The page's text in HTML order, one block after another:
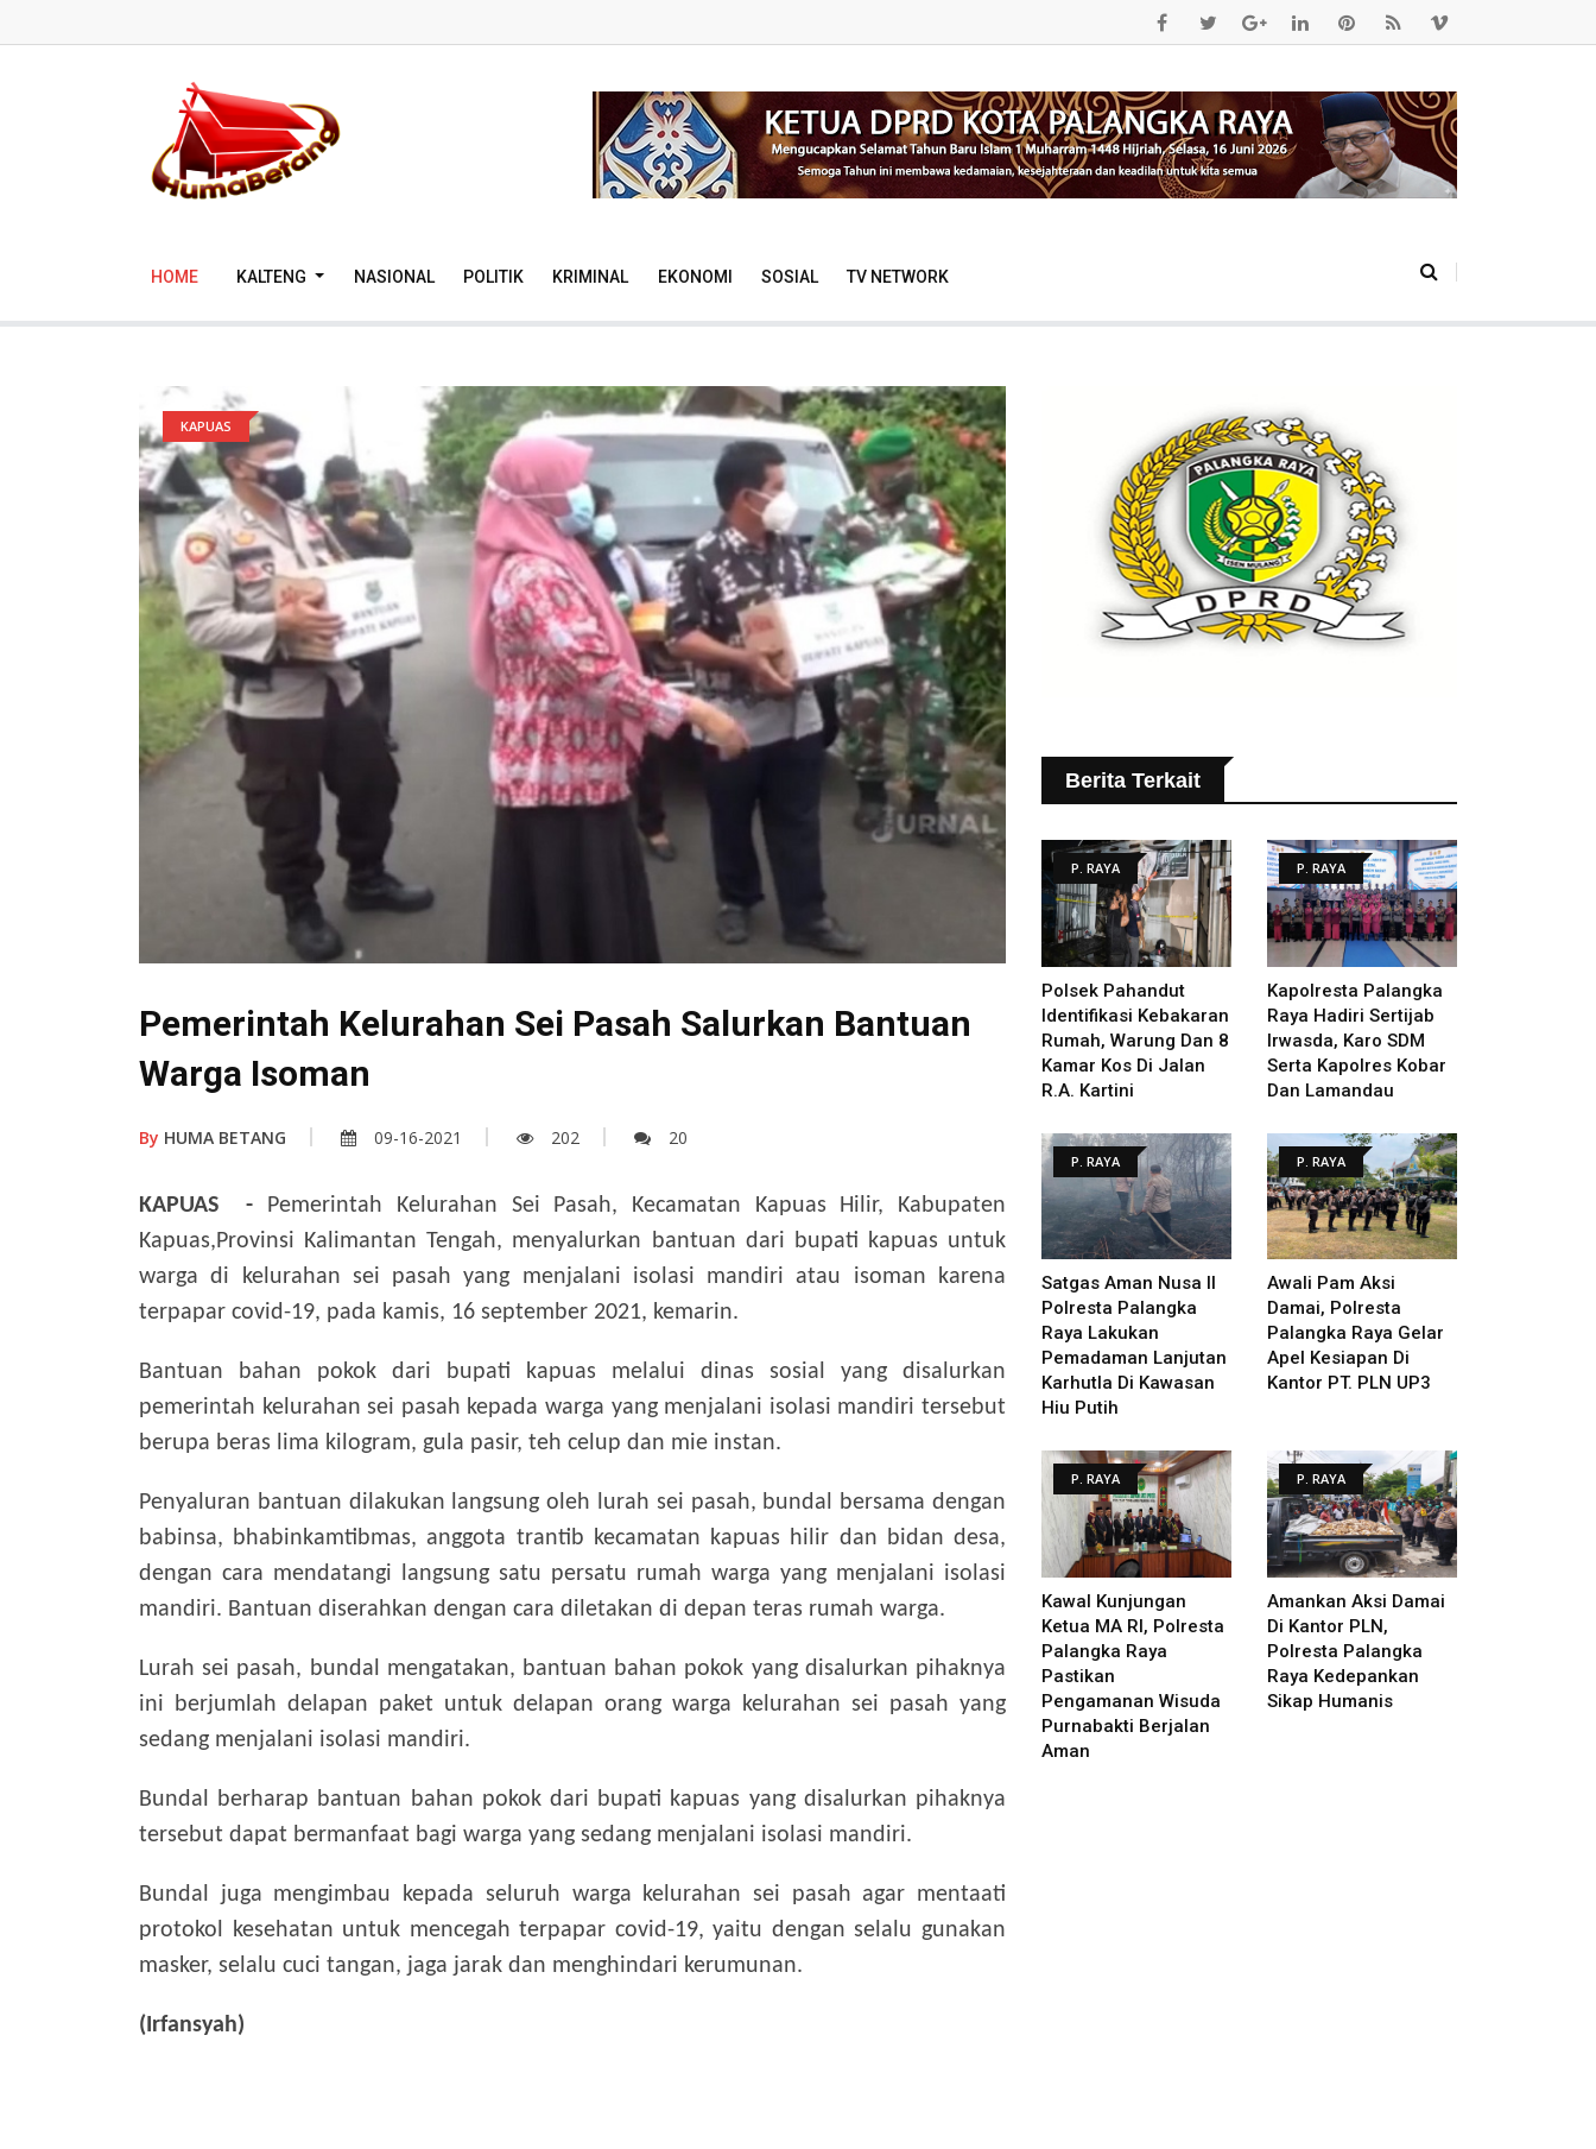
HOME KALTENG NASIONAL POLITIK KRIMINAL EKONOMI SOSIAL TV NETWORK
KAPUAS
Pemerintah Kelurahan Sei Pasah Salurkan Bantuan
Warga Isoman
By HUMA BETANG 09-16-2021 202 20
KAPUAS - Pemerintah Kelurahan Sei Pasah, Kecamatan Kapuas Hilir, Kabupaten
Kapuas,Provinsi Kalimantan Tengah, menyalurkan bantuan dari bupati kapuas untuk
warga di kelurahan sei pasah yang menjalani isolasi mandiri atau isoman karena
terpapar covid-19, pada kamis, 16 september 2021, kemarin.
Bantuan bahan pokok dari bupati kapuas melalui dinas sosial yang disalurkan
pemerintah kelurahan sei pasah kepada warga yang menjalani isolasi mandiri tersebut
berupa beras lima kilogram, gula pasir, teh celup dan mie instan.
Penyaluran bantuan dilakukan langsung oleh lurah sei pasah, bundal bersama dengan
babinsa, bhabinkamtibmas, anggota trantib kecamatan kapuas hilir dan bidan desa,
dengan cara mendatangi langsung satu persatu rumah warga yang menjalani isolasi
mandiri. Bantuan diserahkan dengan cara diletakan di depan teras rumah warga.
Lurah sei pasah, bundal mengatakan, bantuan bahan pokok yang disalurkan pihaknya
ini berjumlah delapan paket untuk delapan orang warga kelurahan sei pasah yang
sedang menjalani isolasi mandiri.
Bundal berharap bantuan bahan pokok dari bupati kapuas yang disalurkan pihaknya
tersebut dapat bermanfaat bagi warga yang sedang menjalani isolasi mandiri.
Bundal juga mengimbau kepada seluruh warga kelurahan sei pasah agar mentaati
protokol kesehatan untuk mencegah terpapar covid-19, yaitu dengan selalu gunakan
masker, selalu cuci tangan, jaga jarak dan menghindari kerumunan.
(Irfansyah)
Berita Terkait
P. RAYA
Polsek Pahandut
Identifikasi Kebakaran
Rumah, Warung Dan 8
Kamar Kos Di Jalan
R.A. Kartini
P. RAYA
Kapolresta Palangka
Raya Hadiri Sertijab
Irwasda, Karo SDM
Serta Kapolres Kobar
Dan Lamandau
P. RAYA
Satgas Aman Nusa II
Polresta Palangka
Raya Lakukan
Pemadaman Lanjutan
Karhutla Di Kawasan
Hiu Putih
P. RAYA
Awali Pam Aksi
Damai, Polresta
Palangka Raya Gelar
Apel Kesiapan Di
Kantor PT. PLN UP3
P. RAYA
Kawal Kunjungan
Ketua MA RI, Polresta
Palangka Raya
Pastikan
Pengamanan Wisuda
Purnabakti Berjalan
Aman
P. RAYA
Amankan Aksi Damai
Di Kantor PLN,
Polresta Palangka
Raya Kedepankan
Sikap Humanis